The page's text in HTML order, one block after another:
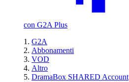
con G2A Plus
G2A
Abbonamenti
VOD
Altro
DramaBox SHARED Account